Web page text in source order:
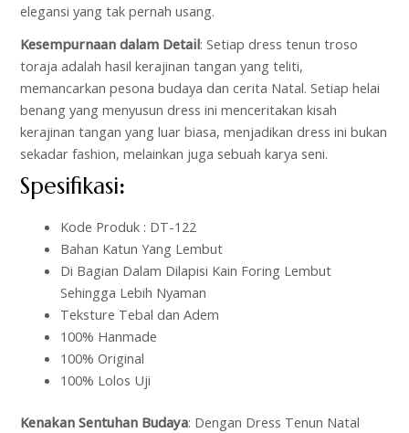
elegansi yang tak pernah usang.
Kesempurnaan dalam Detail: Setiap dress tenun troso
toraja adalah hasil kerajinan tangan yang teliti,
memancarkan pesona budaya dan cerita Natal. Setiap helai
benang yang menyusun dress ini menceritakan kisah
kerajinan tangan yang luar biasa, menjadikan dress ini bukan
sekadar fashion, melainkan juga sebuah karya seni.
Spesifikasi:
Kode Produk : DT-122
Bahan Katun Yang Lembut
Di Bagian Dalam Dilapisi Kain Foring Lembut
Sehingga Lebih Nyaman
Teksture Tebal dan Adem
100% Hanmade
100% Original
100% Lolos Uji
Kenakan Sentuhan Budaya: Dengan Dress Tenun Natal